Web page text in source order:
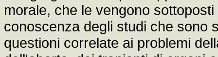
morale, che le vengono
conoscenza degli studi che sono
questioni correlate ai problemi